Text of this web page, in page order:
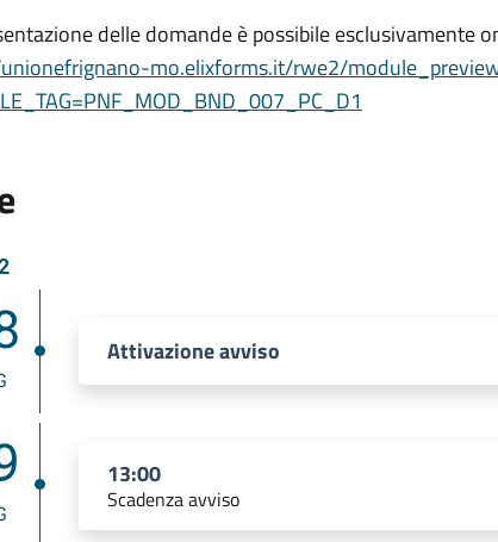
delle domande è possibile esclusivamente
mo.elixforms.it/rwe2/
Attivazione avviso
13:00
Scadenza avviso